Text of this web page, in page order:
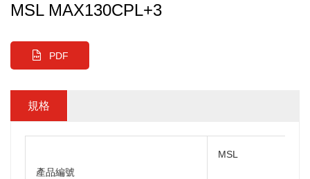
MSL MAX130CPL+3
PDF
規格
產品編號
MSL